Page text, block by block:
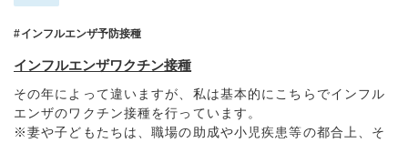
インフルエンザ予防接種
インフルエンザワクチン接種
その年によって違いますが、私は基本的にこちらでインフル
エンザのワクチン接種を行っています。
※妻や子どもたちは、職場の助成や小児疾患等の都合上、そ